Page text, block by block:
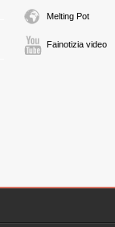
Melting Pot
Fainotizia video